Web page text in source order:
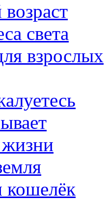
света
взрослых